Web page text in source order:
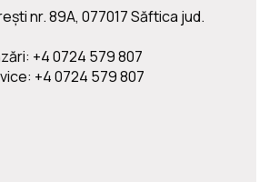
nr. 89A, 077017 Săftica jud.
+4 0724 579 807
+4 0724 579 807